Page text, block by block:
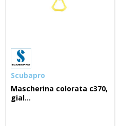
Scubapro
Mascherina colorata c370,
gial...